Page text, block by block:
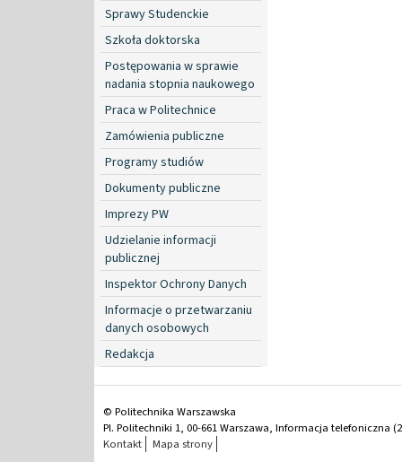
Sprawy Studenckie
Szkoła doktorska
Postępowania w sprawie
nadania stopnia naukowego
Praca w Politechnice
Zamówienia publiczne
Programy studiów
Dokumenty publiczne
Imprezy PW
Udzielanie informacji
publicznej
Inspektor Ochrony Danych
Informacje o przetwarzaniu
danych osobowych
Redakcja
© Politechnika Warszawska
Pl. Politechniki 1, 00-661 Warszawa, Informacja telefoniczna
Kontakt
Mapa strony